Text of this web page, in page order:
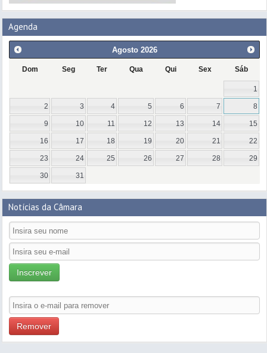
Agenda
Agosto 2026
Dom Seg Ter Qua Qui Sex Sáb
1
2 3 4 5 6 7 8
9 10 11 12 13 14 15
16 17 18 19 20 21 22
23 24 25 26 27 28 29
30 31
Notícias da Câmara
Inscrever
Remover